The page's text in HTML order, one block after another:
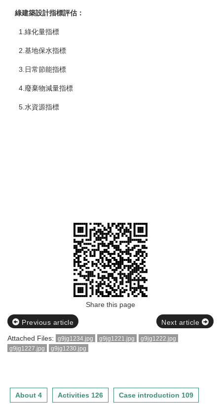
綠建築設計指標評估 ：
1.綠化量指標
2.基地保水指標
3.日常節能指標
4.廢棄物減量指標
5.水資源指標
Share this page
Previous article
Next article
Attached Files:
g9jg1234.jpg g9jg1221.jpg
g9jg1222.jpg
g9jg1227.jpg
g9jg1230.jpg
About 4 Activities 126 Case introduction 109